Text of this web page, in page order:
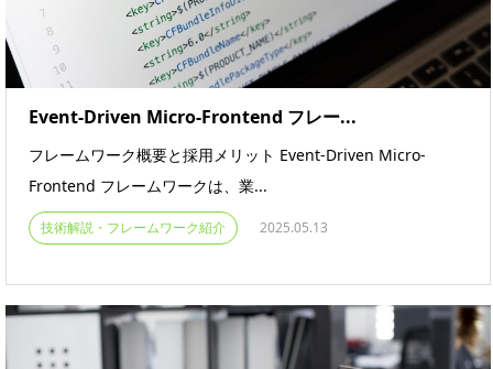
Event-Driven Micro-Frontend フレー...
フレームワーク概要と採用メリット Event-Driven Micro-
Frontend フレームワークは、業...
技術解説・フレームワーク紹介 2025.05.13